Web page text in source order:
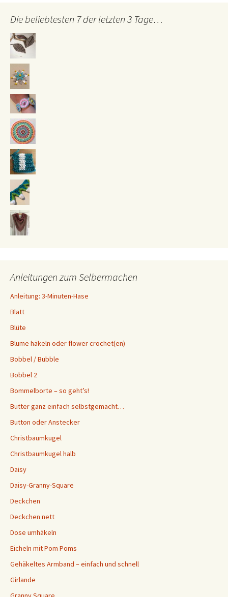
Die beliebtesten 7 der letzten 3 Tage…
Anleitungen zum Selbermachen
Anleitung: 3-Minuten-Hase
Blatt
Blüte
Blume häkeln oder flower crochet(en)
Bobbel / Bubble
Bobbel 2
Bommelborte – so geht’s!
Butter ganz einfach selbstgemacht…
Button oder Anstecker
Christbaumkugel
Christbaumkugel halb
Daisy
Daisy-Granny-Square
Deckchen
Deckchen nett
Dose umhäkeln
Eicheln mit Pom Poms
Gehäkeltes Armband – einfach und schnell
Girlande